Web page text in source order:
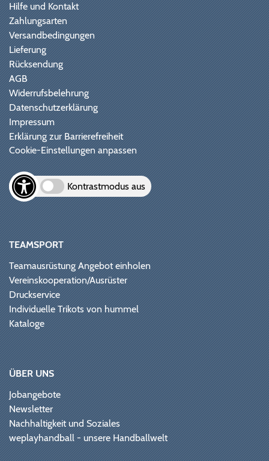
Hilfe und Kontakt
Zahlungsarten
Versandbedingungen
Lieferung
Rücksendung
AGB
Widerrufsbelehrung
Datenschutzerklärung
Impressum
Erklärung zur Barrierefreiheit
Cookie-Einstellungen anpassen
Kontrastmodus aus
TEAMSPORT
Teamausrüstung Angebot einholen
Vereinskooperation/Ausrüster
Druckservice
Individuelle Trikots von hummel
Kataloge
ÜBER UNS
Jobangebote
Newsletter
Nachhaltigkeit und Soziales
weplayhandball - unsere Handballwelt